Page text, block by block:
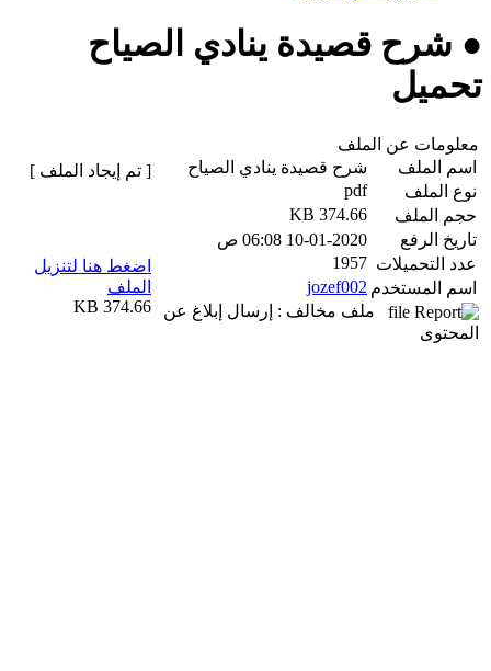
● شرح قصيدة ينادي الصياح
تحميل
معلومات عن الملف
اسم الملف
شرح قصيدة ينادي الصياح
نوع الملف
pdf
حجم الملف
374.66 KB
تاريخ الرفع
10-01-2020 06:08 ص
عدد التحميلات 1957
اسم المستخدم jozef002
ملف مخالف : إرسال إبلاغ عن
المحتوى
[ تم إيجاد الملف ]
اضغط هنا لتنزيل
الملف
374.66 KB